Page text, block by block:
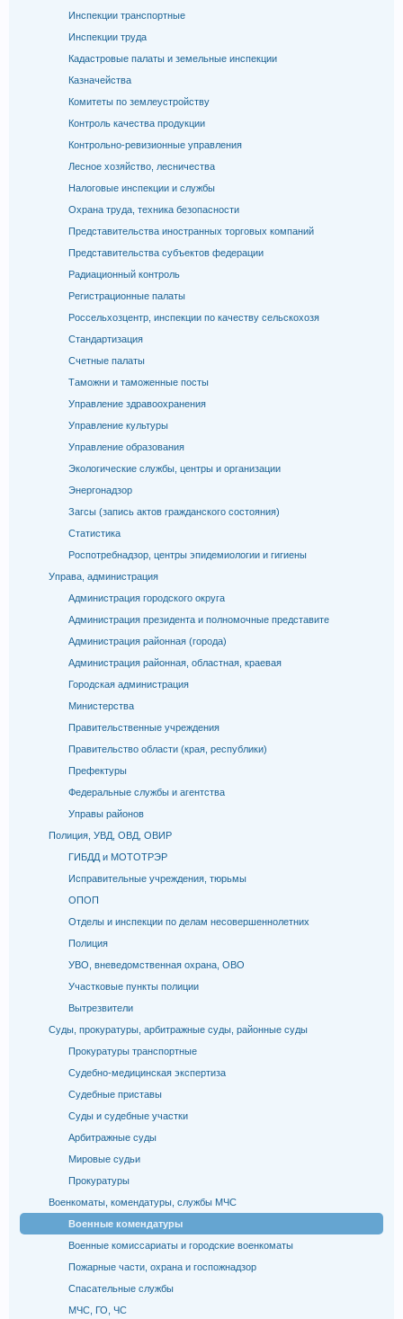
Инспекции транспортные
Инспекции труда
Кадастровые палаты и земельные инспекции
Казначейства
Комитеты по землеустройству
Контроль качества продукции
Контрольно-ревизионные управления
Лесное хозяйство, лесничества
Налоговые инспекции и службы
Охрана труда, техника безопасности
Представительства иностранных торговых компаний
Представительства субъектов федерации
Радиационный контроль
Регистрационные палаты
Россельхозцентр, инспекции по качеству сельскохозя
Стандартизация
Счетные палаты
Таможни и таможенные посты
Управление здравоохранения
Управление культуры
Управление образования
Экологические службы, центры и организации
Энергонадзор
Загсы (запись актов гражданского состояния)
Статистика
Роспотребнадзор, центры эпидемиологии и гигиены
Управа, администрация
Администрация городского округа
Администрация президента и полномочные представите
Администрация районная (города)
Администрация районная, областная, краевая
Городская администрация
Министерства
Правительственные учреждения
Правительство области (края, республики)
Префектуры
Федеральные службы и агентства
Управы районов
Полиция, УВД, ОВД, ОВИР
ГИБДД и МОТОТРЭР
Исправительные учреждения, тюрьмы
ОПОП
Отделы и инспекции по делам несовершеннолетних
Полиция
УВО, вневедомственная охрана, ОВО
Участковые пункты полиции
Вытрезвители
Суды, прокуратуры, арбитражные суды, районные суды
Прокуратуры транспортные
Судебно-медицинская экспертиза
Судебные приставы
Суды и судебные участки
Арбитражные суды
Мировые судьи
Прокуратуры
Военкоматы, комендатуры, службы МЧС
Военные комендатуры
Военные комиссариаты и городские военкоматы
Пожарные части, охрана и госпожнадзор
Спасательные службы
МЧС, ГО, ЧС